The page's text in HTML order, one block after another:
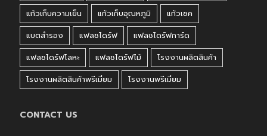
แก้วเก็บความเย็น
แก้วเก็บอุณหภูมิ
แก้วเชค
แบตสำรอง
แฟลชไดร์ฟ
แฟลชไดร์ฟการ์ด
แฟลชไดร์ฟโลหะ
แฟลชไดร์ฟไม้
โรงงานผลิตสินค้า
โรงงานผลิตสินค้าพรีเมี่ยม
โรงงานพรีเมี่ยม
CONTACT US